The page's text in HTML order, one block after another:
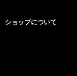
ショップについて